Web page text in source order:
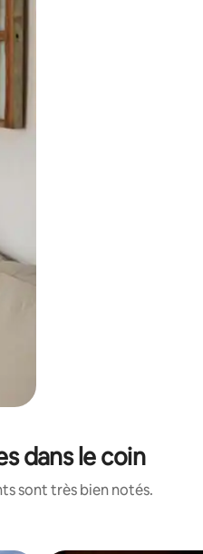
faisant glisser.
dans le coin
sont très bien notés.